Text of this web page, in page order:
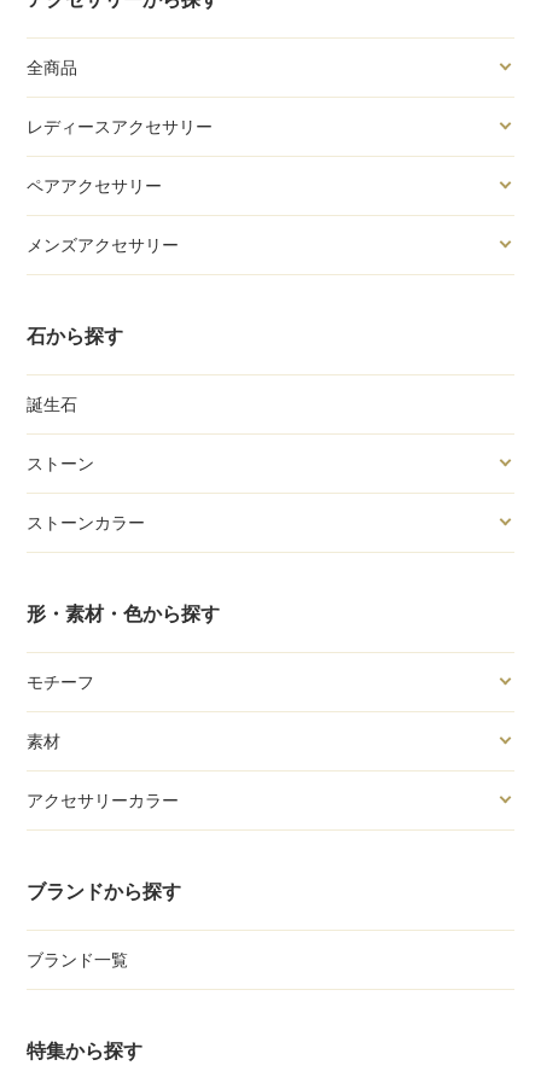
全商品
レディースアクセサリー
ペアアクセサリー
メンズアクセサリー
石から探す
誕生石
ストーン
ストーンカラー
形・素材・色から探す
モチーフ
素材
アクセサリーカラー
ブランドから探す
ブランド一覧
特集から探す